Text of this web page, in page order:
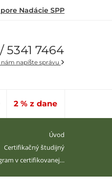
Nadácie SPP
5341 7464
napíšte správu
2 % z dane
Úvod
Certifikačný študijný
v certifikovanej…